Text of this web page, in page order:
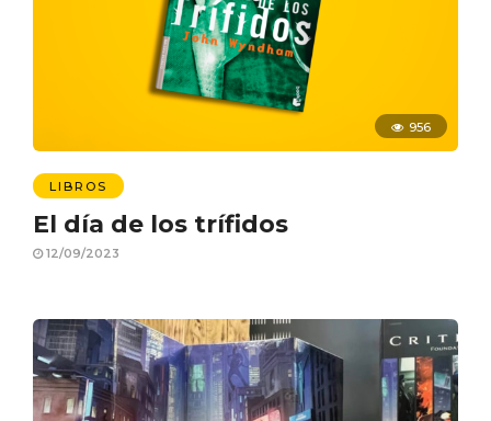
956
LIBROS
El día de los trífidos
12/09/2023